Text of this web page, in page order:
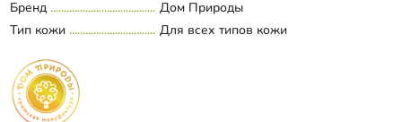
слюда.
Бренд
Дом Природы
Тип кожи
Для всех типов кожи